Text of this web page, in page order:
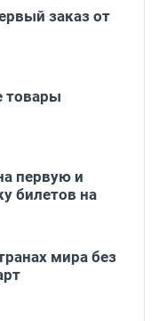
заказ от
товары
первую и
билетов на
мира без